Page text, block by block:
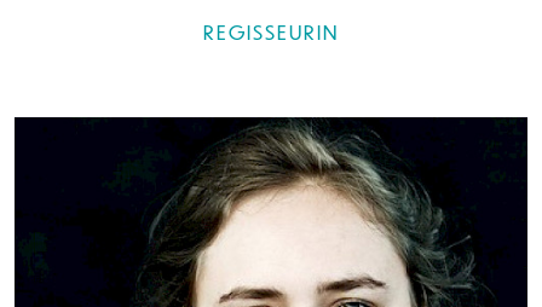
REGISSEURIN